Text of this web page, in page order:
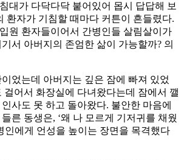
대가 다닥다닥 붙어있어 몹시 답답해 보
환자가 기침할 때마다 커튼이 흔들렸다.
원 환자들이어서 간병인들 살림살이가
서 아버지의 존엄한 삶이 가능할까? 의
었는데 아버지는 깊은 잠에 빠져 있었
걸어서 화장실에 다녀왔다는데 잠에서 깰
사도 못 하고 돌아왔다. 불안한 마음에
른 동생은, ‘왜 나 모르게 기저귀를 채웠
인에게 언성을 높이는 장면을 목격했다